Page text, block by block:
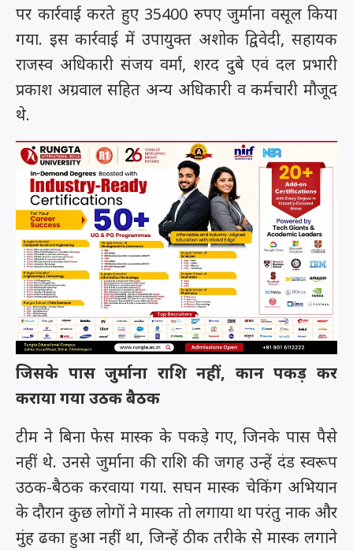
पर कार्रवाई करते हुए 35400 रुपए जुर्माना वसूल किया
गया. इस कार्रवाई में उपायुक्त अशोक द्विवेदी, सहायक
राजस्व अधिकारी संजय वर्मा, शरद दुबे एवं दल प्रभारी
प्रकाश अग्रवाल सहित अन्य अधिकारी व कर्मचारी मौजूद
थे.
जिसके पास जुर्माना राशि नहीं, कान पकड़ कर
कराया गया उठक बैठक
टीम ने बिना फेस मास्क के पकड़े गए, जिनके पास पैसे
नहीं थे. उनसे जुर्माना की राशि की जगह उन्हें दंड स्वरूप
उठक-बैठक करवाया गया. सघन मास्क चेकिंग अभियान
के दौरान कुछ लोगों ने मास्क तो लगाया था परंतु नाक और
मुंह ढका हुआ नहीं था, जिन्हें ठीक तरीके से मास्क लगाने